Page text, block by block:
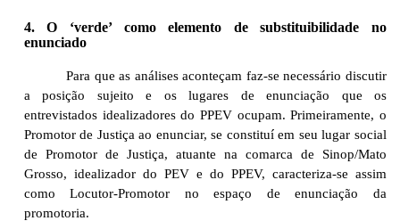
4. O ‘verde’ como elemento de substituibilidade no
enunciado
Para que as análises aconteçam faz-se necessário discutir
a posição sujeito e os lugares de enunciação que os
entrevistados idealizadores do PPEV ocupam. Primeiramente, o
Promotor de Justiça ao enunciar, se constituí em seu lugar social
de Promotor de Justiça, atuante na comarca de Sinop/Mato
Grosso, idealizador do PEV e do PPEV, caracteriza-se assim
como Locutor-Promotor no espaço de enunciação da
promotoria.